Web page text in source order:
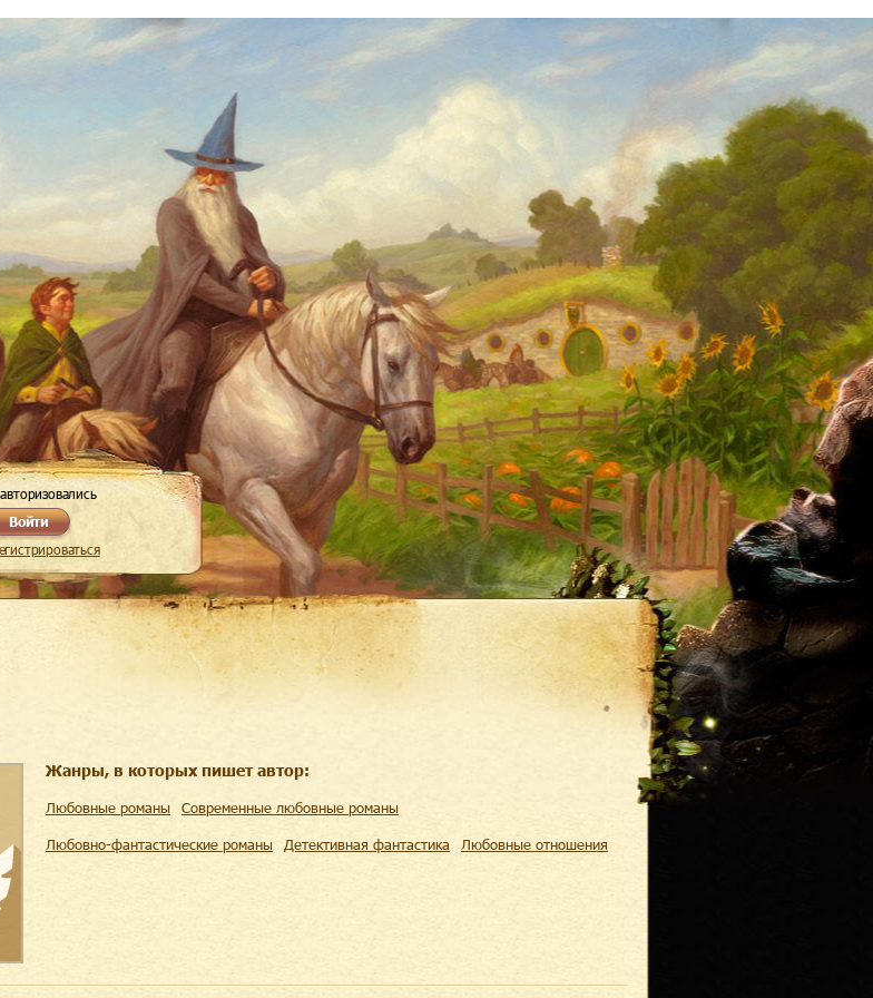
Войти
Жанры, в которых пишет автор:
Любовные романы Современные любовные романы
Любовно-фантастические романы Детективная фантастика Любовные отношения